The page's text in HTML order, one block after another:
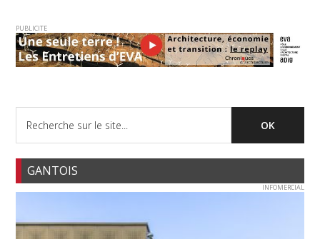
PUBLICITE
GANTOIS
INFOMERCIAL